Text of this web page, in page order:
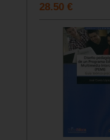
28.50 €